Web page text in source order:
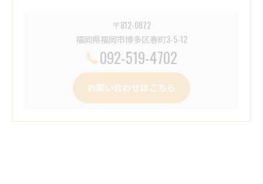
〒812-0872
福岡県福岡市博多区春町3-5-12
092-519-4702
お問い合わせはこちら